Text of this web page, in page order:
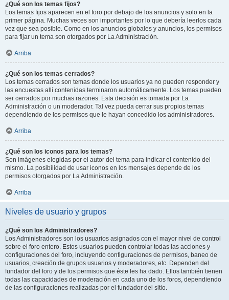
¿Qué son los temas fijos?
Los temas fijos aparecen en el foro por debajo de los anuncios y solo en la
primer página. Muchas veces son importantes por lo que debería leerlos cada
vez que sea posible. Como en los anuncios globales y anuncios, los permisos
para fijar un tema son otorgados por La Administración.
Arriba
¿Qué son los temas cerrados?
Los temas cerrados son temas donde los usuarios ya no pueden responder y
las encuestas allí contenidas terminaron automáticamente. Los temas pueden
ser cerrados por muchas razones. Esta decisión es tomada por La
Administración o un moderador. Tal vez pueda cerrar sus propios temas
dependiendo de los permisos que le hayan concedido los administradores.
Arriba
¿Qué son los iconos para los temas?
Son imágenes elegidas por el autor del tema para indicar el contenido del
mismo. La posibilidad de usar iconos en los mensajes depende de los
permisos otorgados por La Administración.
Arriba
Niveles de usuario y grupos
¿Qué son los Administradores?
Los Administradores son los usuarios asignados con el mayor nivel de control
sobre el foro entero. Estos usuarios pueden controlar todas las acciones y
configuraciones del foro, incluyendo configuraciones de permisos, baneo de
usuarios, creación de grupos usuarios y moderadores, etc. Dependen del
fundador del foro y de los permisos que éste les ha dado. Ellos también tienen
todas las capacidades de moderación en cada uno de los foros, dependiendo
de las configuraciones realizadas por el fundador del sitio.